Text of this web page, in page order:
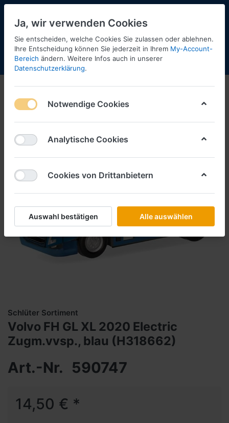
Menü Anmelden Shopaktualisierung
Schlüter Sortiment
Volvo FH GL XL 2020 Electric
Zugm.vvsp., blau (H318662)
Art.-Nr. 590747
14,50 € *
Ja, wir verwenden Cookies
Sie entscheiden, welche Cookies Sie zulassen oder ablehnen.
Ihre Entscheidung können Sie jederzeit in Ihrem My-Account-
Bereich ändern. Weitere Infos auch in unserer
Datenschutzerklärung.
Notwendige Cookies
Analytische Cookies
Cookies von Drittanbietern
Auswahl bestätigen Alle auswählen